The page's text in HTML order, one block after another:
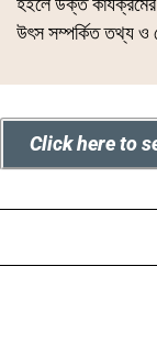
উৎস সম্পর্কিত তথ্য ও
Click here to